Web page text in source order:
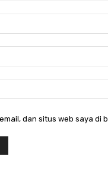
dan situs web saya di